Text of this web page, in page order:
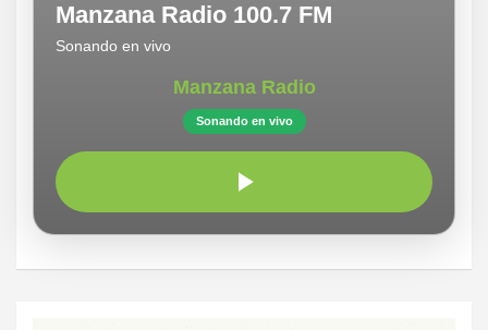
Manzana Radio 100.7 FM
Sonando en vivo
Manzana Radio
Sonando en vivo